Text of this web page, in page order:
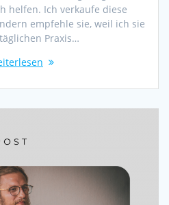
helfen. Ich verkaufe diese
empfehle sie, weil ich sie
Praxis…